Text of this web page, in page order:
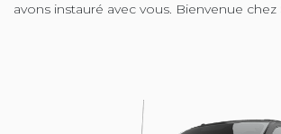
avons instauré avec vous. Bienvenue chez